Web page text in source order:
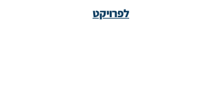
לפרויקט